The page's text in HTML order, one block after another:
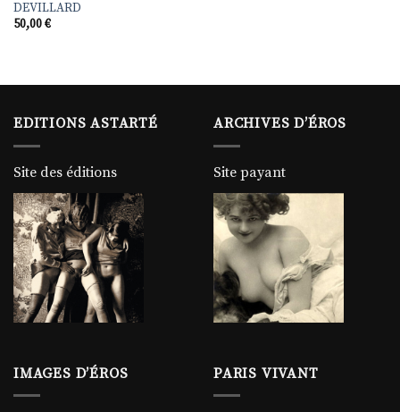
DEVILLARD
50,00€
EDITIONS ASTARTÉ
Site des éditions
ARCHIVES D’ÉROS
Site payant
IMAGES D’ÉROS PARIS VIVANT